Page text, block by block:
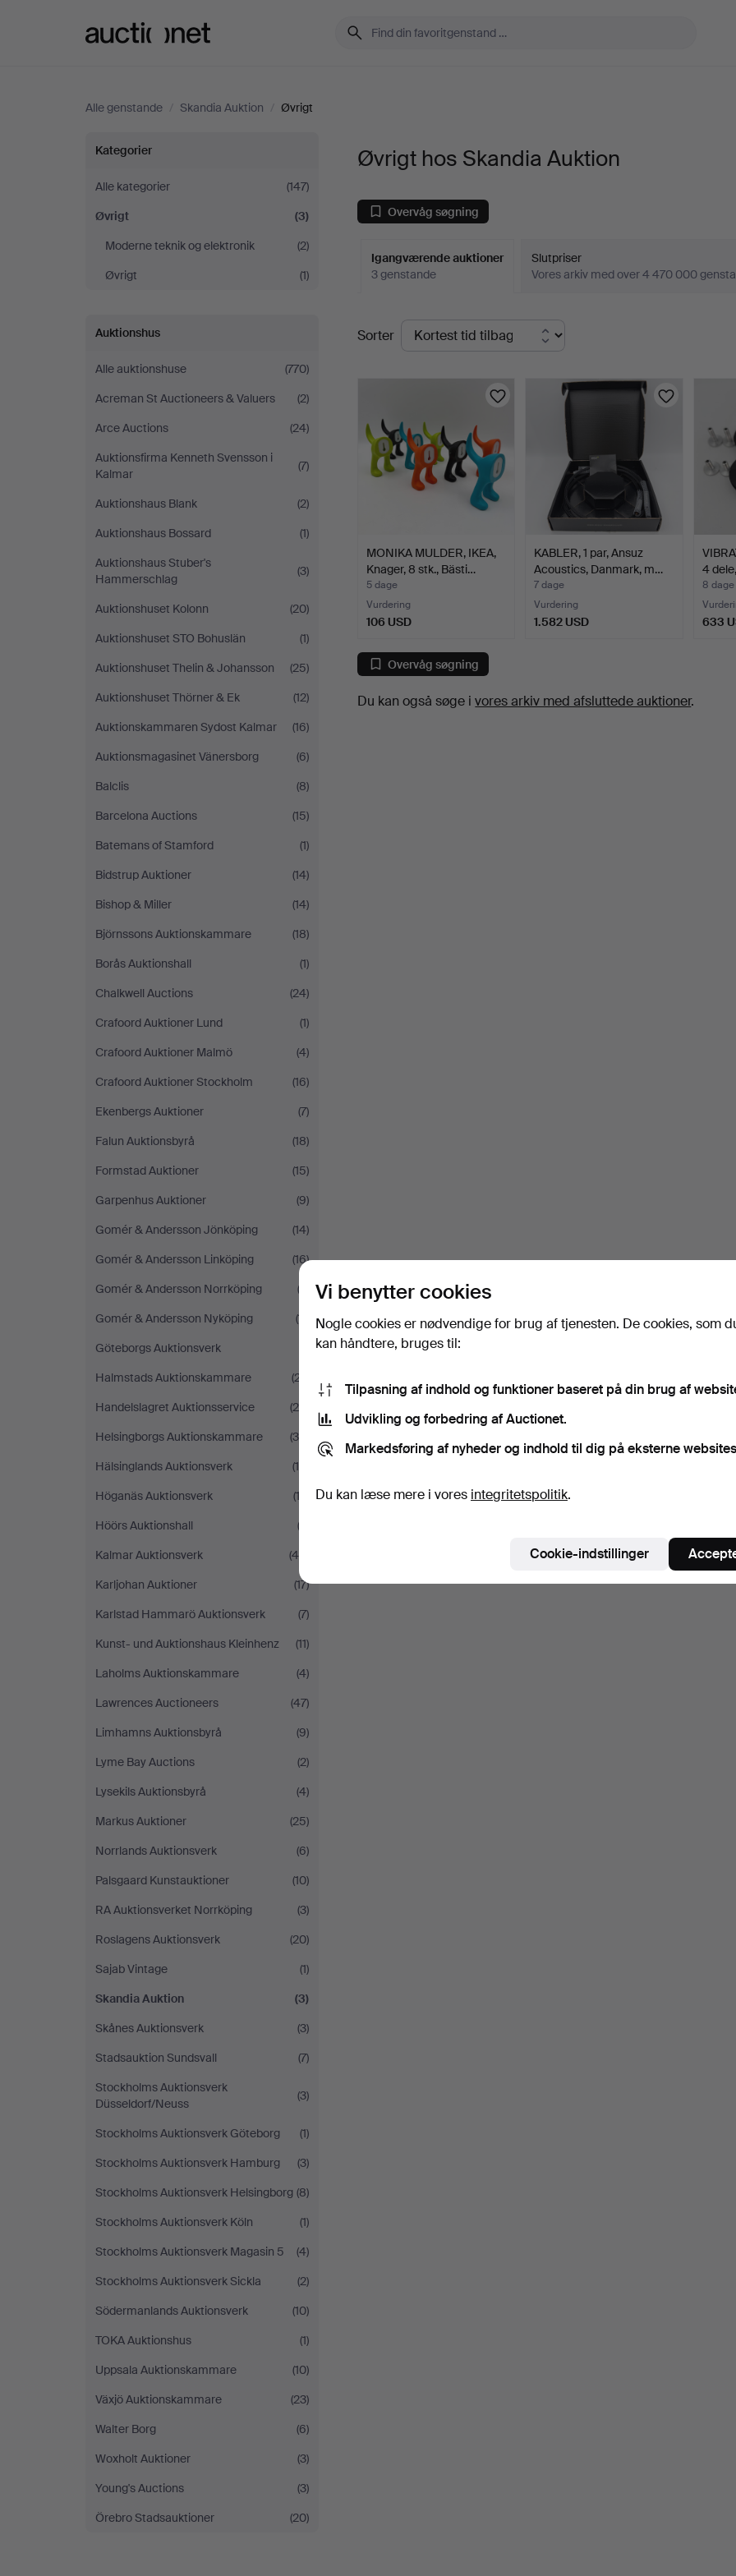
Alle genstande / Skandia Auktion / Øvrigt
Øvrigt
hos
Skandia
Auktion
Kategorier
Alle kategorier
(147)
Øvrigt
(3)
Moderne teknik og elektronik
(2)
Øvrigt
(1)
Auktionshus
Alle auktionshuse
(770)
Acreman St Auctioneers & Valuers
(2)
Arce Auctions
(24)
Auktionsfirma Kenneth Svensson i
Kalmar
(7)
Auktionshaus Blank
(2)
Auktionshaus Bossard
(1)
Auktionshaus Stuber's
Hammerschlag
(3)
Auktionshuset Kolonn
(20)
Auktionshuset STO Bohuslän
(1)
Auktionshuset Thelin & Johansson
(25)
Auktionshuset Thörner & Ek
(12)
Auktionskammaren Sydost Kalmar
(16)
Auktionsmagasinet Vänersborg
(6)
Balclis
(8)
Barcelona Auctions
(15)
Batemans of Stamford
(1)
Bidstrup Auktioner
(14)
Bishop & Miller
(14)
Björnssons Auktionskammare
(18)
Borås Auktionshall
(1)
Chalkwell Auctions
(24)
Crafoord Auktioner Lund
(1)
Crafoord Auktioner Malmö
(4)
Crafoord Auktioner Stockholm
(16)
Ekenbergs Auktioner
(7)
Falun Auktionsbyrå
(18)
Formstad Auktioner
(15)
Garpenhus Auktioner
(9)
Gomér & Andersson Jönköping
(14)
Gomér & Andersson Linköping
(16)
Gomér & Andersson Norrköping
(3)
Gomér & Andersson Nyköping
(11)
Göteborgs Auktionsverk
Halmstads Auktionskammare
(27)
Handelslagret Auktionsservice
(24)
Helsingborgs Auktionskammare
(38)
Hälsinglands Auktionsverk
(14)
Höganäs Auktionsverk
(13)
Höörs Auktionshall
(3)
Kalmar Auktionsverk
(45)
Karljohan Auktioner
(17)
Karlstad Hammarö Auktionsverk
(7)
Kunst- und Auktionshaus Kleinhenz
(11)
Laholms Auktionskammare
(4)
Lawrences Auctioneers
(47)
Limhamns Auktionsbyrå
(9)
Lyme Bay Auctions
(2)
Lysekils Auktionsbyrå
(4)
Markus Auktioner
(25)
Norrlands Auktionsverk
(6)
Palsgaard Kunstauktioner
(10)
RA Auktionsverket Norrköping
(3)
Roslagens Auktionsverk
(20)
Sajab Vintage
(1)
Skandia Auktion
(3)
Skånes Auktionsverk
(3)
Stadsauktion Sundsvall
(7)
Stockholms Auktionsverk
Düsseldorf/Neuss
(3)
Stockholms Auktionsverk Göteborg
(1)
Stockholms Auktionsverk Hamburg
(3)
Stockholms Auktionsverk Helsingborg (8)
Stockholms Auktionsverk Köln
(1)
Stockholms Auktionsverk Magasin 5
(4)
Stockholms Auktionsverk Sickla
(2)
Södermanlands Auktionsverk
(10)
TOKA Auktionshus
(1)
Uppsala Auktionskammare
(10)
Växjö Auktionskammare
(23)
Walter Borg
(6)
Woxholt Auktioner
(3)
Young's Auctions
(3)
Örebro Stadsauktioner
(20)
Øvrigt hos Skandia Auktion
Overvåg søgning
Igangværende auktioner
3 genstande
Slutpriser
Vores arkiv med over 4 470 000
Igangværende
auktioner
Sorter
MONIKA MULDER, IKEA,
Knager, 8 stk., Bästi…
5 dage
Vurdering
106 USD
KABLER, 1 par, Ansuz
Acoustics, Danmark, m…
7 dage
Vurdering
1.582 USD
4
8 dage
633
Overvåg søgning
Du kan også søge ivores arkiv med afsluttede auktioner.
Vi benytter cookies
Nogle cookies er nødvendige for brug af tjenesten. De cookies, som
kan håndtere, bruges til:
Tilpasning af indhold og funktioner baseret på din brug af
Udvikling og forbedring af Auctionet.
Markedsføring af nyheder og indhold til dig på eksterne
Du kan læse mere i vores integritetspolitik.
Cookie-indstillinger